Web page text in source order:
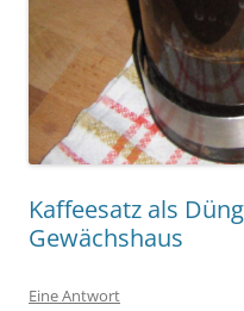
Kaffeesatz als
Gewächshaus
Eine Antwort